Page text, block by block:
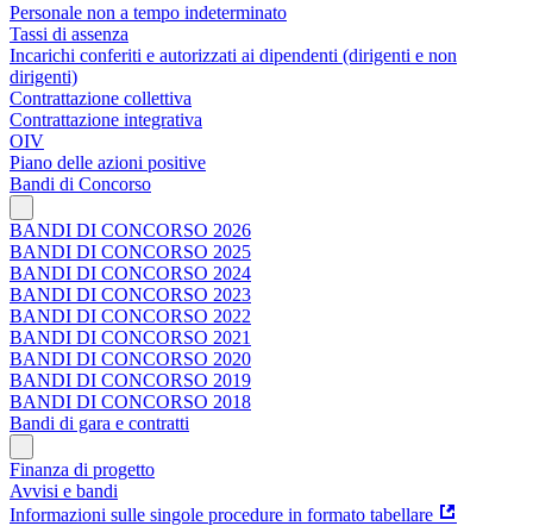
Personale non a tempo indeterminato
Tassi di assenza
Incarichi conferiti e autorizzati ai dipendenti (dirigenti e non
dirigenti)
Contrattazione collettiva
Contrattazione integrativa
OIV
Piano delle azioni positive
Bandi di Concorso
BANDI DI CONCORSO 2026
BANDI DI CONCORSO 2025
BANDI DI CONCORSO 2024
BANDI DI CONCORSO 2023
BANDI DI CONCORSO 2022
BANDI DI CONCORSO 2021
BANDI DI CONCORSO 2020
BANDI DI CONCORSO 2019
BANDI DI CONCORSO 2018
Bandi di gara e contratti
Finanza di progetto
Avvisi e bandi
Informazioni sulle singole procedure in formato tabellare